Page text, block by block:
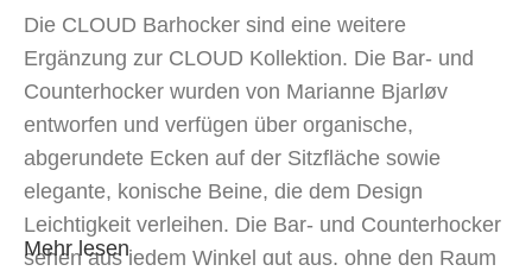
Die CLOUD Barhocker sind eine weitere
Ergänzung zur CLOUD Kollektion. Die Bar- und
Counterhocker wurden von Marianne Bjarløv
entworfen und verfügen über organische,
abgerundete Ecken auf der Sitzfläche sowie
elegante, konische Beine, die dem Design
Leichtigkeit verleihen. Die Bar- und Counterhocker
sehen aus jedem Winkel gut aus, ohne den Raum
Mehr lesen